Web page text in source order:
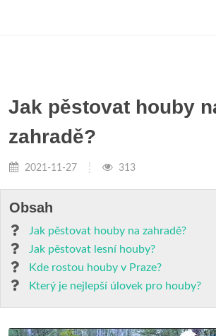
Jak pěstovat houby
zahradě?
2021-11-27 313
Obsah
Jak pěstovat houby na zahradě?
Jak pěstovat lesní houby?
Kde rostou houby v Praze?
Který je nejlepší úlovek pro houby?